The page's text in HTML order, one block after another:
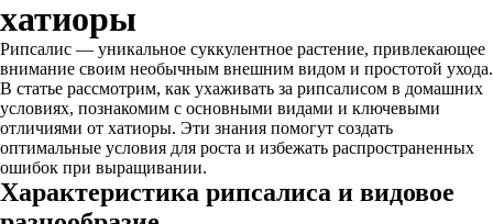
хатиоры
Рипсалис — уникальное суккулентное растение, привлекающее
внимание своим необычным внешним видом и простотой ухода.
В статье рассмотрим, как ухаживать за рипсалисом в домашних
условиях, познакомим с основными видами и ключевыми
отличиями от хатиоры. Эти знания помогут создать
оптимальные условия для роста и избежать распространенных
ошибок при выращивании.
Характеристика рипсалиса и видовое